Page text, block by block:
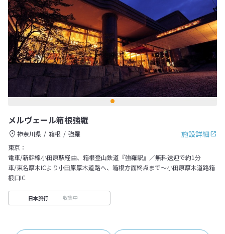
メルヴェール箱根強羅
施設詳細
神奈川県 箱根
強羅
東京：
電車/新幹線小田原駅経由、箱根登山鉄道『強羅駅』／無料送迎で約1分
車/東名厚木ICより小田原厚木道路へ、箱根方面終点まで～小田原厚木道路箱
根口IC
日本旅行 収集中